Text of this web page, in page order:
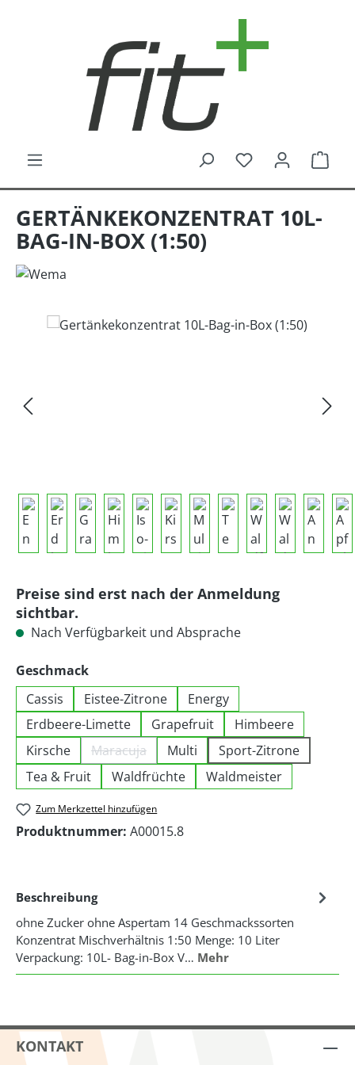
Du hast 0
GERTÄNKEKONZENTRAT 10L-
BAG-IN-BOX (1:50)
Bildergalerie überspringen
Preise sind erst nach der Anmeldung
sichtbar.
Nach Verfügbarkeit und Absprache
Geschmackauswählen
Cassis
Eistee-Zitrone
Energy
Erdbeere-Limette
Grapefruit
Himbeere
Kirsche
Maracuja(Diese Option ist zurzeit nicht verfügbar.)
Multi
Sport-Zitrone
Tea & Fruit
Waldfrüchte Waldmeister
Zum Merkzettel hinzufügen
Produktnummer: A00015.8
Beschreibung
ohne Zucker ohne Aspertam 14 Geschmackssorten
Konzentrat Mischverhältnis 1:50 Menge: 10 Liter
Verpackung: 10L- Bag-in-Box V… Mehr
KONTAKT